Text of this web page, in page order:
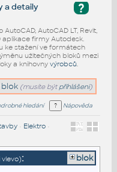
?
a detaily
AutoCAD, AutoCAD LT, Revit,
aplikace firmy Autodesk.
ke stažení ve formátech
užitečných bloků mezi
a knihovny výrobců.
(musíte být přihlášeni)
hledání Nápověda
• Elektro•
vlevo): blok